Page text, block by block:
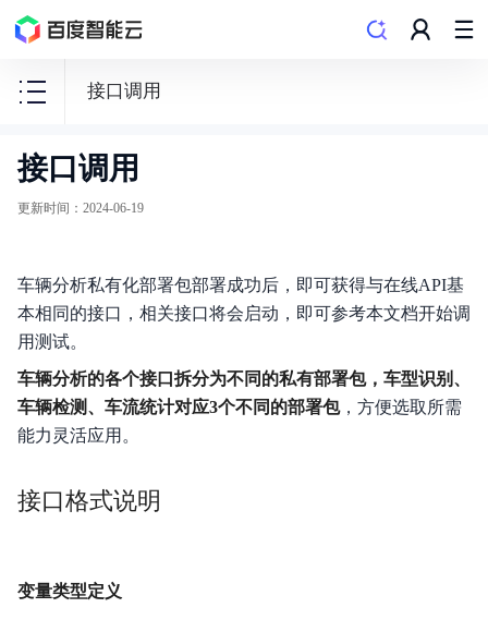
接口调用
图
像
快速入门
购买指南
MCP文档
接口调用
更新时间 ： 2024-06-19
车辆分析私有化部署包部署成功后，即可获得与在线API基
本相同的接口，相关接口将会启动，即可参考本文档开始调
用测试。
车辆分析的各个接口拆分为不同的私有部署包，车型识别、
车辆检测、车流统计对应3个不同的部署包，方便选取所需
能力灵活应用。
接口格式说明
变量类型定义